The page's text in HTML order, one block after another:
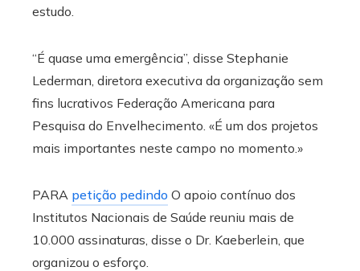
estudo.
“É quase uma emergência”, disse Stephanie
Lederman, diretora executiva da organização sem
fins lucrativos Federação Americana para
Pesquisa do Envelhecimento. «É um dos projetos
mais importantes neste campo no momento.»
PARA petição pedindo O apoio contínuo dos
Institutos Nacionais de Saúde reuniu mais de
10.000 assinaturas, disse o Dr. Kaeberlein, que
organizou o esforço.